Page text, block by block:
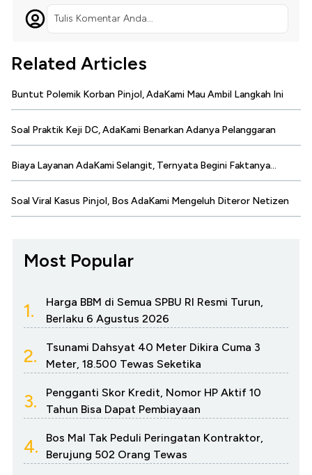
Tulis Komentar Anda...
Related Articles
Buntut Polemik Korban Pinjol, AdaKami Mau Ambil Langkah Ini
Soal Praktik Keji DC, AdaKami Benarkan Adanya Pelanggaran
Biaya Layanan AdaKami Selangit, Ternyata Begini Faktanya...
Soal Viral Kasus Pinjol, Bos AdaKami Mengeluh Diteror Netizen
Most Popular
1.
Harga BBM di Semua SPBU RI Resmi Turun,
Berlaku 6 Agustus 2026
2.
Tsunami Dahsyat 40 Meter Dikira Cuma 3
Meter, 18.500 Tewas Seketika
3.
Pengganti Skor Kredit, Nomor HP Aktif 10
Tahun Bisa Dapat Pembiayaan
4.
Bos Mal Tak Peduli Peringatan Kontraktor,
Berujung 502 Orang Tewas